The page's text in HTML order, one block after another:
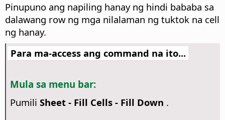
Pinupuno ang napiling hanay ng hindi bababa sa
dalawang row ng mga nilalaman ng tuktok na cell
ng hanay.
Para ma-access ang command na ito...
Mula sa menu bar:
Pumili Sheet - Fill Cells - Fill Down .